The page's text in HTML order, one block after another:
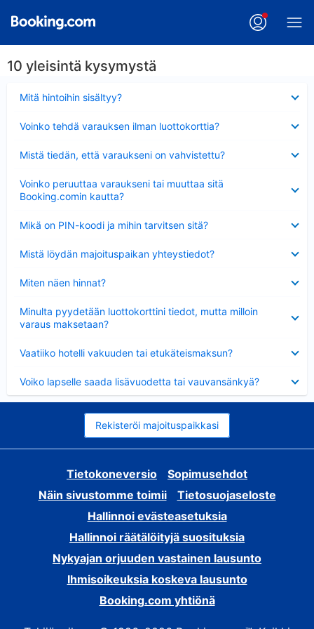
10 yleisintä kysymystä
Mitä hintoihin sisältyy?
Voinko tehdä varauksen ilman luottokorttia?
Mistä tiedän, että varaukseni on vahvistettu?
Voinko peruuttaa varaukseni tai muuttaa sitä
Booking.comin kautta?
Mikä on PIN-koodi ja mihin tarvitsen sitä?
Mistä löydän majoituspaikan yhteystiedot?
Miten näen hinnat?
Minulta pyydetään luottokorttini tiedot, mutta milloin
varaus maksetaan?
Vaatiiko hotelli vakuuden tai etukäteismaksun?
Voiko lapselle saada lisävuodetta tai vauvansänkyä?
Rekisteröi majoituspaikkasi
Tietokoneversio
Sopimusehdot
Näin sivustomme toimii
Tietosuojaseloste
Hallinnoi evästeasetuksia
Hallinnoi räätälöityjä suosituksia
Nykyajan orjuuden vastainen lausunto
Ihmisoikeuksia koskeva lausunto
Booking.com yhtiönä